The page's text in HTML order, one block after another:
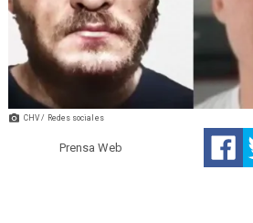
CHV / Redes sociales
Prensa Web